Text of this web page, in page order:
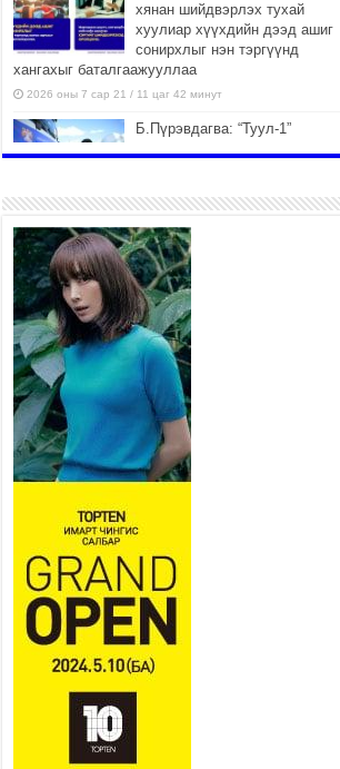
хянан шийдвэрлэх тухай
хуулиар хүүхдийн дээд ашиг
сонирхлыг нэн тэргүүнд
хангахыг баталгаажууллаа
2026 оны 7 сар 21 / 11 цаг 42 минут
Б.Пүрэвдагва: “Туул-1”
2026 оны 7 сар 21 / 10 цаг 15 минут
НИЙСЛЭЛ, АЙМГИЙН
УДИРДЛАГУУДЫН АЖЛЫГ
ХҮНД СУРТЛЫГ БУУРУУЛЖ,
ИРГЭД, АЖ АХУЙН НЭГЖИЙН
АЧААГ ХЭРХЭН ХӨНГӨЛСНӨӨР ДҮГНЭНЭ
2026 оны 7 сар 21 / 10 цаг 09 минут
Байнгын хорооны дарга
М.Мандхай Цөлжилттэй
тэмцэх тухай НҮБ-ын
конвенцын талуудын 17 дугаар
бага хурал (СОР17)-ын бэлтгэл ажлын явцтай
танилцлаа
2026 оны 7 сар 21 / 10 цаг 03 минут
Б.Пүрэвдагва: Бүтээн байгуулалтын аливаа
ажил инженерийн хангамжийн байгууллагуудын
уялдаа холбоогүйгээс саатах ёсгүй
2026 оны 7 сар 20 / 17 цаг 21 минут
“Сэлбэ 20 минутын хот” төслийн анхны 12
давхар барилгын үндсэн карказ, цутгалтын ажил
2026 оны 7 сар 20 / 17 цаг 17 минут
Мопед, скүүтер, тэдгээртэй адилтгах үзүүлэлт
бүхий тээврийн хэрэгсэлтэй холбоотой